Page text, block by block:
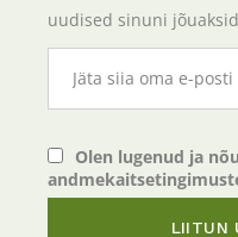
uudised sinuni jõuaksid
Olen lugenud ja